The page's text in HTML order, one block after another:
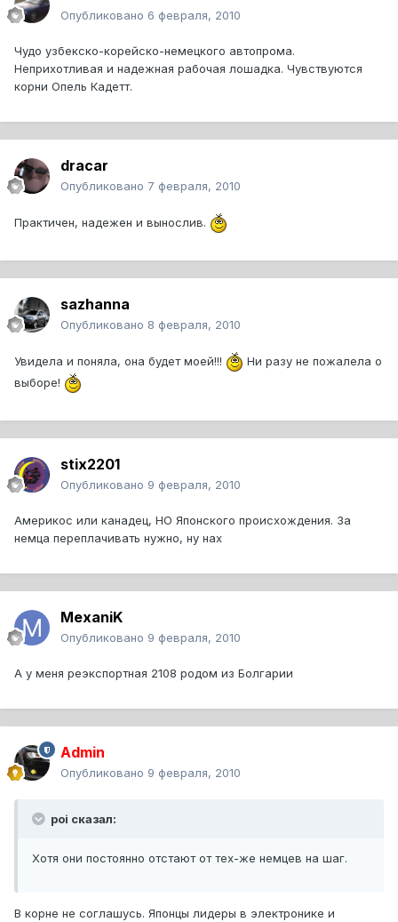
Опубликовано 6 февраля, 2010
Чудо узбекско-корейско-немецкого автопрома.
Неприхотливая и надежная рабочая лошадка. Чувствуются
корни Опель Кадетт.
dracar
Опубликовано 7 февраля, 2010
Практичен, надежен и вынослив.
sazhanna
Опубликовано 8 февраля, 2010
Увидела и поняла, она будет моей!!!
Ни разу не пожалела о
выборе!
stix2201
Опубликовано 9 февраля, 2010
Америкос или канадец, НО Японского происхождения. За
немца переплачивать нужно, ну нах
MexaniK
Опубликовано 9 февраля, 2010
А у меня реэкспортная 2108 родом из Болгарии
Admin
Опубликовано 9 февраля, 2010
poi сказал:
Хотя они постоянно отстают от тех-же немцев на шаг.
В корне не соглашусь. Японцы лидеры в электронике и